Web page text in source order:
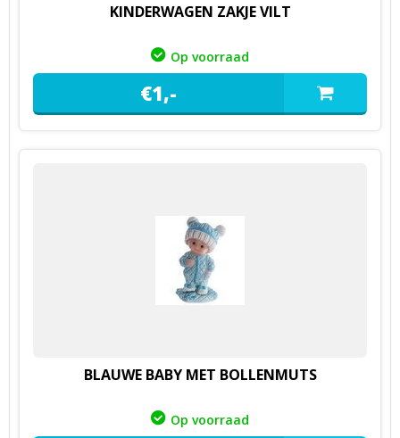
KINDERWAGEN ZAKJE VILT
Op voorraad
€1,-
BLAUWE BABY MET BOLLENMUTS
Op voorraad